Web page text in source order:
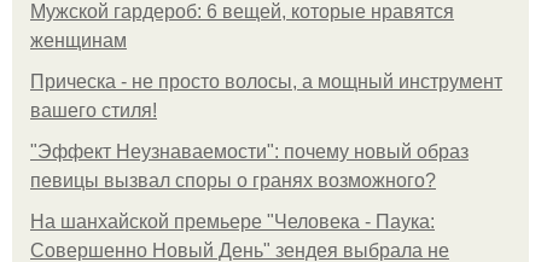
Мужской гардероб: 6 вещей, которые нравятся
женщинам
Прическа - не просто волосы, а мощный инструмент
вашего стиля!
"Эффект Неузнаваемости": почему новый образ
певицы вызвал споры о гранях возможного?
На шанхайской премьере "Человека - Паука:
Совершенно Новый День" зендея выбрала не